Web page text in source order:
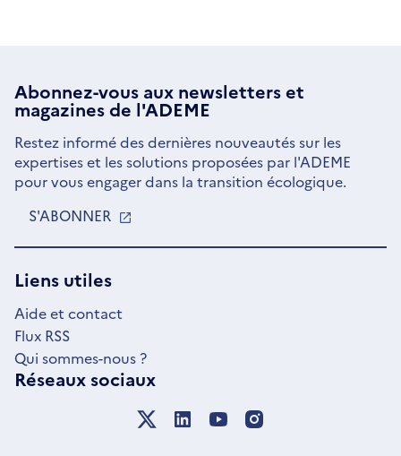
Abonnez-vous aux newsletterset
magazines de l'ADEME
Restez informé des dernières nouveautés sur les
expertises et les solutions proposées par l'ADEME
pour vous engager dans la transition écologique.
S'ABONNER
UNE
Liens utiles
Aide et contact
Flux RSS
Qui sommes-nous ?
Réseaux sociaux